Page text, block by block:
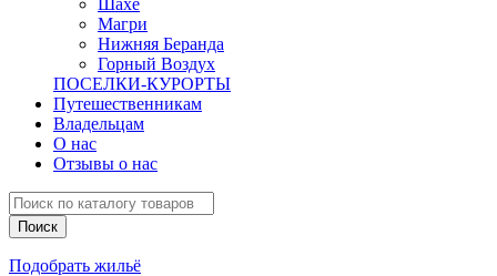
Шахе
Магри
Нижняя Беранда
Горный Воздух
ПОСЕЛКИ-КУРОРТЫ
Путешественникам
Владельцам
О нас
Отзывы о нас
Подобрать жильё